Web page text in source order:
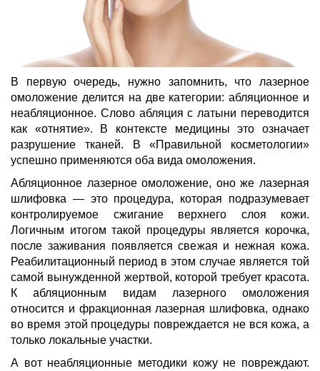
В первую очередь, нужно запомнить, что лазерное
омоложение делится на две категории: абляционное и
неабляционное. Слово абляция с латыни переводится
как «отнятие». В контексте медицины это означает
разрушение тканей. В «Правильной косметологии»
успешно применяются оба вида омоложения.
Абляционное лазерное омоложение, оно же лазерная
шлифовка — это процедура, которая подразумевает
контролируемое сжигание верхнего слоя кожи.
Логичным итогом такой процедуры является корочка,
после заживания появляется свежая и нежная кожа.
Реабилитационный период в этом случае является той
самой вынужденной жертвой, которой требует красота.
К абляционным видам лазерного омоложения
относится и фракционная лазерная шлифовка, однако
во время этой процедуры повреждается не вся кожа, а
только локальные участки.
А вот неабляционные методики кожу не повреждают.